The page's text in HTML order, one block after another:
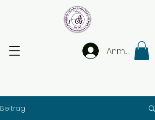
Anmelden
Beitrag